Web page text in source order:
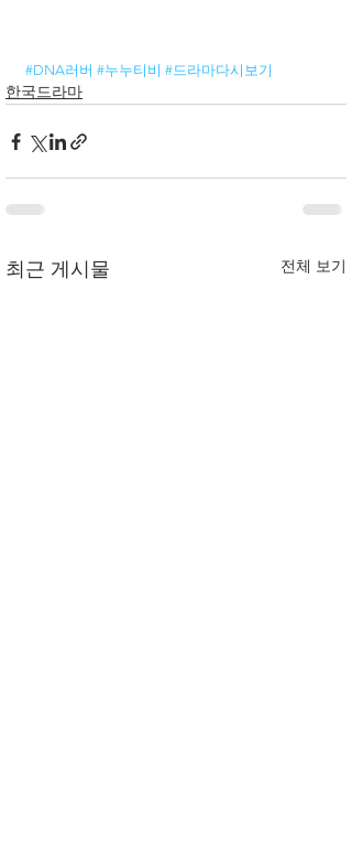
#DNA러버 #누누티비 #드라마다시보기
한국드라마
최근 게시물 전체 보기